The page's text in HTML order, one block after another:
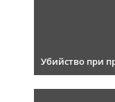
Убийство при